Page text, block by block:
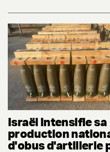
Israël intensifie sa
production
d'obus d'artillerie